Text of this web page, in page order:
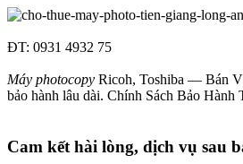
ĐT: 0931 4932 75
Máy photocopy Ricoh, Toshiba — Bán
bảo hành lâu dài. Chính Sách Bảo
Cam kết hài lòng, dịch vụ sau